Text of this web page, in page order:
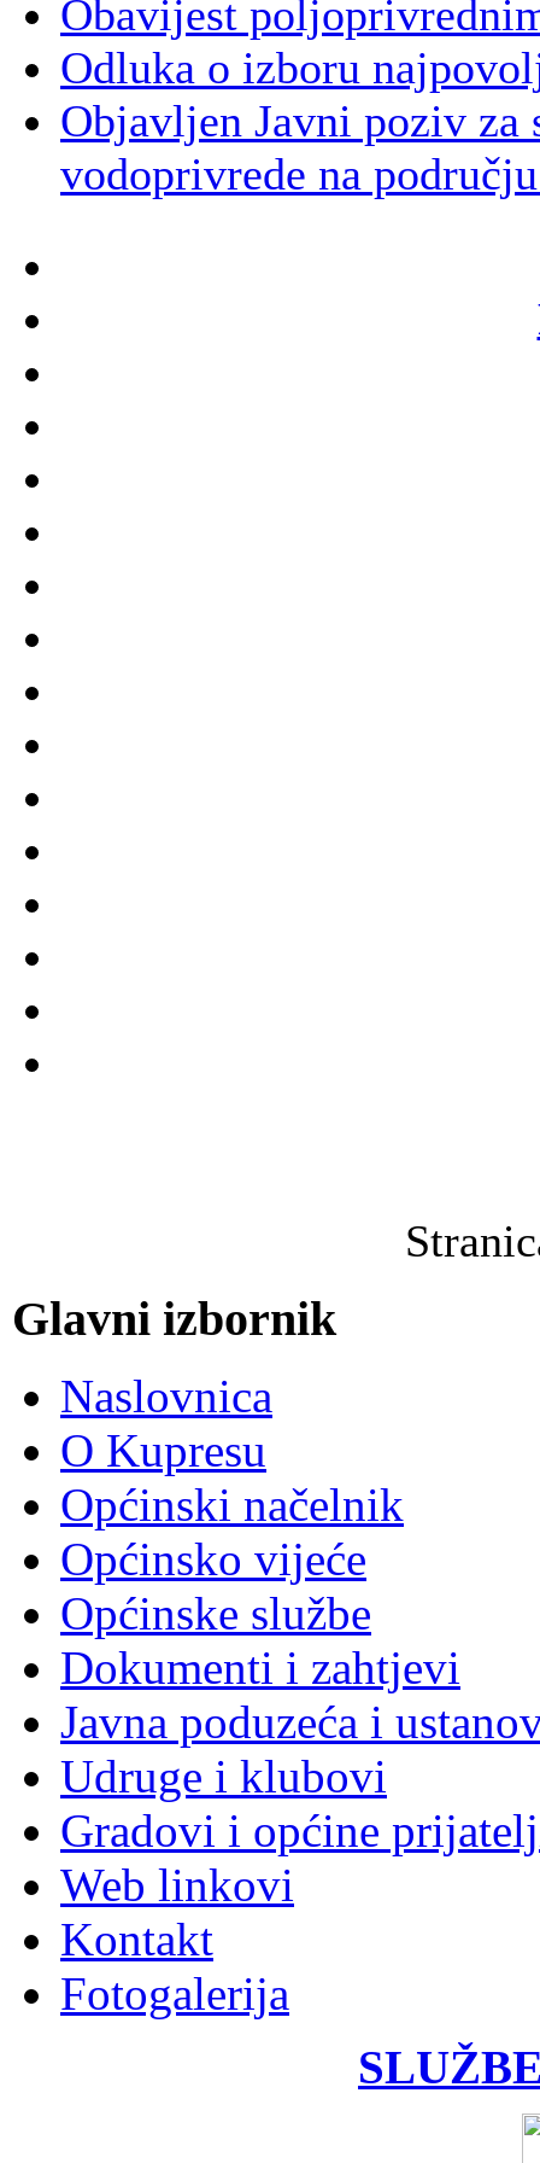
Obavijest
Odluka o izboru
Objavljen Javni poziv za
vodoprivrede na
Glavni izbornik
Naslovnica
O Kupresu
Općinski načelnik
Općinsko vijeće
Općinske službe
Dokumenti i zahtjevi
Javna poduzeća i
Udruge i klubovi
Gradovi i općine
Web linkovi
Kontakt
Fotogalerija